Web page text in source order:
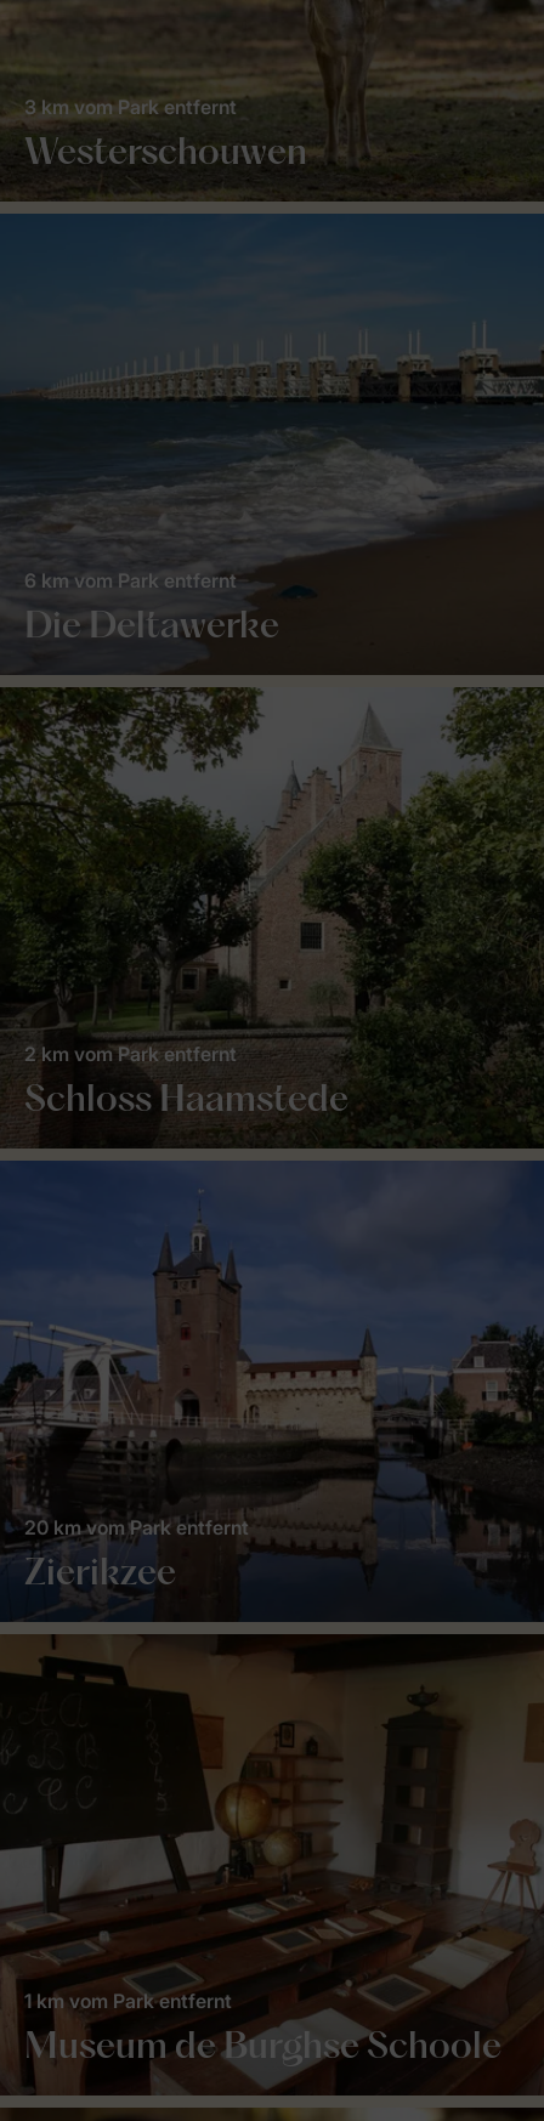
Westerschouwen
3 km vom Park entfernt
Die Deltawerke
6 km vom Park entfernt
Schloss Haamstede
2 km vom Park entfernt
Zierikzee
20 km vom Park entfernt
Museum de Burghse Schoole
1 km vom Park entfernt